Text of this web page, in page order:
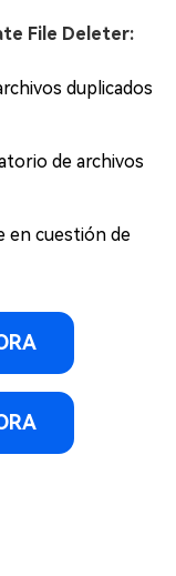
File Deleter:
duplicados
de archivos
en cuestión de